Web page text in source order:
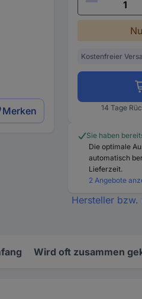
Merken
Kostenfreier
14 Tage
Sie haben
Die optimale
automatisch
Lieferzeit.
2 Angebote
Hersteller
Wird oft zusammen